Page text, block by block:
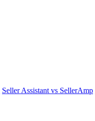
Seller Assistant vs SellerAmp